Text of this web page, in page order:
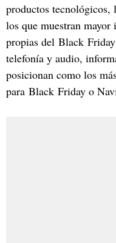
productos tecnológicos,
los que muestran mayor
propias del Black
telefonía y audio,
posicionan como los
para Black Friday o